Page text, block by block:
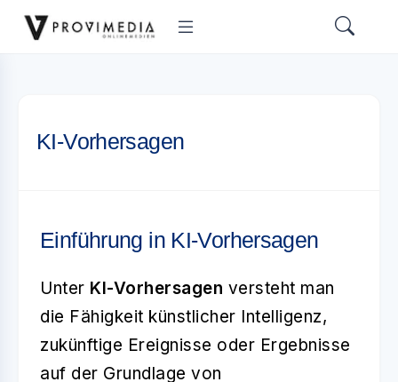
KI-Vorhersagen
Einführung in KI-Vorhersagen
Unter KI-Vorhersagen versteht man
die Fähigkeit künstlicher Intelligenz,
zukünftige Ereignisse oder Ergebnisse
auf der Grundlage von